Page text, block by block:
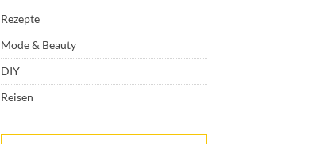
Rezepte
Mode & Beauty
DIY
Reisen